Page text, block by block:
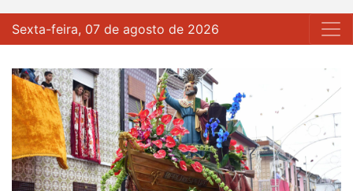
Sexta-feira, 07 de agosto de 2026